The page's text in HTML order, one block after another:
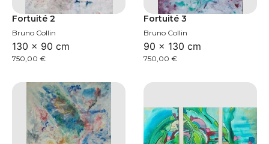
Fortuité 2
Bruno Collin
130 × 90 cm
750,00 €
Fortuité 3
Bruno Collin
90 × 130 cm
750,00 €